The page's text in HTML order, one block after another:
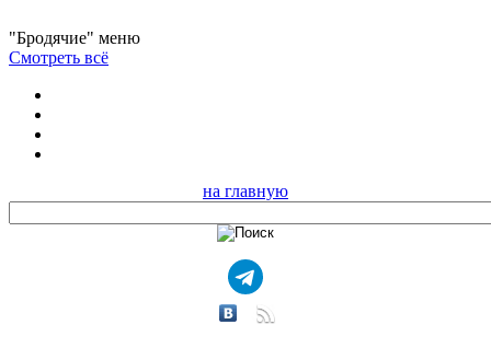
"Бродячие" меню
Смотреть всё
на главную